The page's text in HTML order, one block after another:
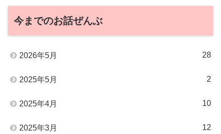
今までのお話ぜんぶ
2026年5月 28
2025年5月 2
2025年4月 10
2025年3月 12